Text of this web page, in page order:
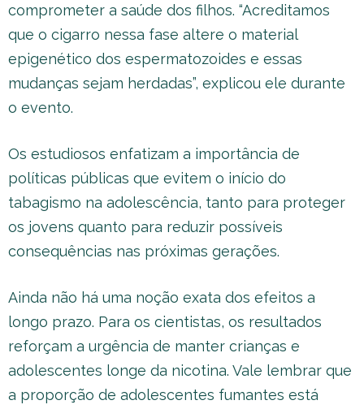
comprometer a saúde dos filhos. “Acreditamos
que o cigarro nessa fase altere o material
epigenético dos espermatozoides e essas
mudanças sejam herdadas”, explicou ele durante
o evento.
Os estudiosos enfatizam a importância de
políticas públicas que evitem o início do
tabagismo na adolescência, tanto para proteger
os jovens quanto para reduzir possíveis
consequências nas próximas gerações.
Ainda não há uma noção exata dos efeitos a
longo prazo. Para os cientistas, os resultados
reforçam a urgência de manter crianças e
adolescentes longe da nicotina. Vale lembrar que
a proporção de adolescentes fumantes está